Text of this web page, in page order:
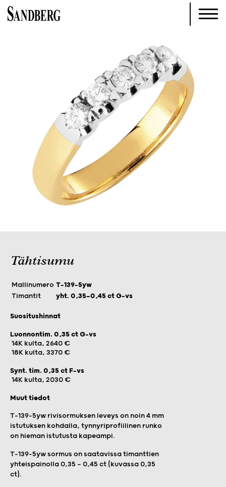
Tähtisumu
Mallinumero T-139-5yw
Timantit
yht. 0,35—0,45 ct G-vs
Suositushinnat
Luonnontim. 0,35 ct G-vs
14K kulta, 2640 €
18K kulta, 3370 €
Synt. tim. 0,35 ct F-vs
14K kulta, 2030 €
Muut tiedot
T-139-5yw rivisormuksen leveys on noin 4 mm
istutuksen kohdalla, tynnyriprofiilinen runko
on hieman istutusta kapeampi.
T-139-5yw sormus on saatavissa timanttien
yhteispainolla 0,35 — 0,45 ct (kuvassa 0,35
ct).